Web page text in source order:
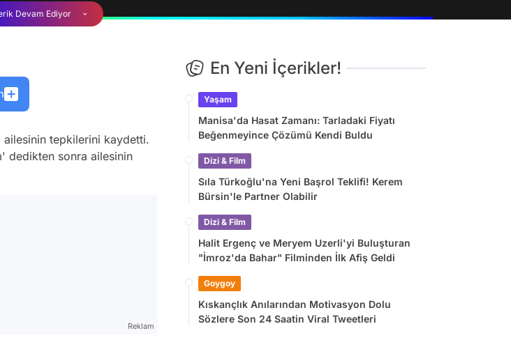
Devam Ediyor
ailesinin tepkilerini kaydetti.
dedikten sonra ailesinin
Reklam
En Yeni İçerikler!
Yaşam
Manisa'da Hasat Zamanı: Tarladaki Fiyatı
Beğenmeyince Çözümü Kendi Buldu
Dizi & Film
Sıla Türkoğlu'na Yeni Başrol Teklifi! Kerem
Bürsin'le Partner Olabilir
Dizi & Film
Halit Ergenç ve Meryem Uzerli'yi Buluşturan
"İmroz'da Bahar" Filminden İlk Afiş Geldi
Goygoy
Kıskançlık Anılarından Motivasyon Dolu
Sözlere Son 24 Saatin Viral Tweetleri